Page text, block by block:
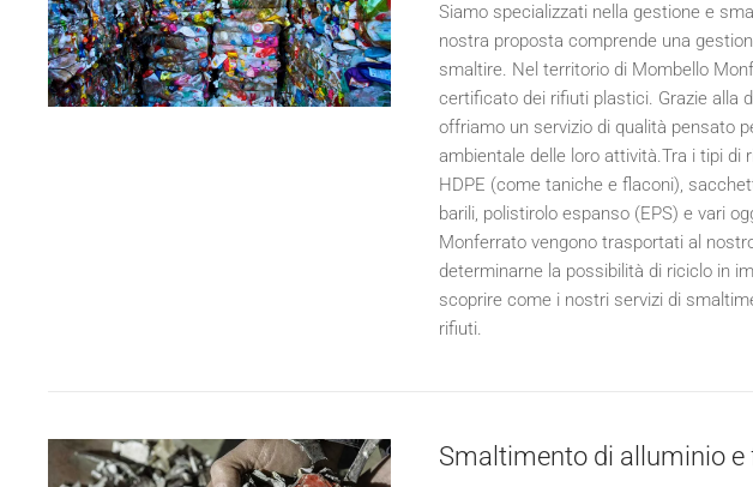
Siamo specializzati nella gestione e
nostra proposta comprende una
smaltire. Nel territorio di Mombello
certificato dei rifiuti plastici. Grazie alla
offriamo un servizio di qualità pensato
ambientale delle loro attività.Tra i tipi di
HDPE (come taniche e flaconi),
barili, polistirolo espanso (EPS) e vari
Monferrato vengono trasportati al
determinarne la possibilità di riciclo in
scoprire come i nostri servizi di
rifiuti.
Smaltimento di alluminio